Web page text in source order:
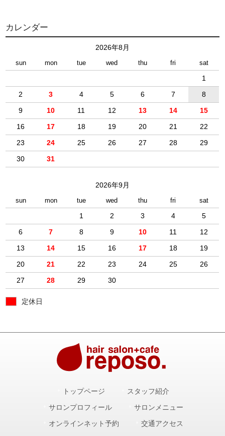
カレンダー
2026年8月
sun mon tue wed thu fri sat
1
2
3 4 5 6 7
8
9
10 11 12 13 14
15
16
17 18 19 20 21
22
23
24 25 26 27 28
29
30
31
2026年9月
sun mon tue wed thu fri sat
1 2 3 4
5
6
7 8 9 10 11
12
13
14 15 16 17 18
19
20
21 22 23 24 25
26
27
28 29 30
定休日
トップページ スタッフ紹介
サロンプロフィール サロンメニュー
オンラインネット予約 交通アクセス